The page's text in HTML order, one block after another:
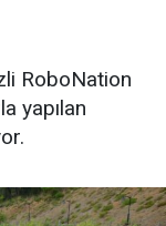
RoboNation
yapılan